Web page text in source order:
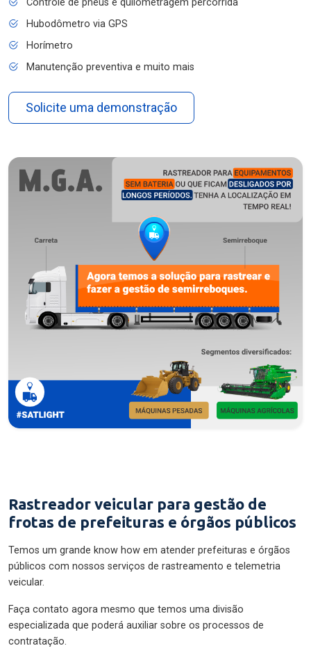
Controle de pneus e quilometragem percorrida
Hubodômetro via GPS
Horímetro
Manutenção preventiva e muito mais
Solicite uma demonstração
Rastreador veicular para gestão de
frotas de prefeituras e órgãos públicos
Temos um grande know how em atender prefeituras e órgãos
públicos com nossos serviços de rastreamento e telemetria
veicular.
Faça contato agora mesmo que temos uma divisão
especializada que poderá auxiliar sobre os processos de
contratação.